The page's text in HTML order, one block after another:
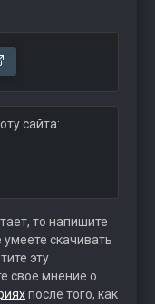
сайта:
то напишите
умеете скачивать
эту
свое мнение о
после того, как